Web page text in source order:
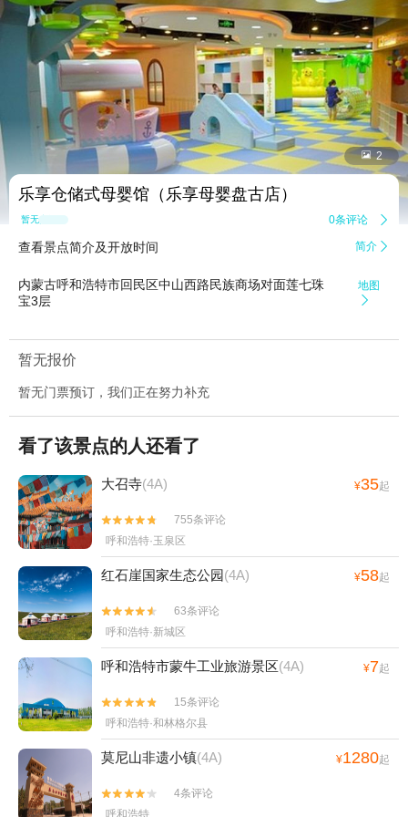
 2
乐享仓储式母婴馆（乐享母婴盘古店）
暂无点评 0条评论 
查看景点简介及开放时间 简介 
内蒙古呼和浩特市回民区中山西路民族商场对面莲七珠
宝3层
地图

暂无报价
暂无门票预订，我们正在努力补充
看了该景点的人还看了
大召寺(4A) ¥35起


755条评论
呼和浩特·玉泉区
红石崖国家生态公园(4A) ¥58起


63条评论
呼和浩特·新城区
呼和浩特市蒙牛工业旅游景区(4A) ¥7起


15条评论
呼和浩特·和林格尔县
莫尼山非遗小镇(4A) ¥1280起


4条评论
